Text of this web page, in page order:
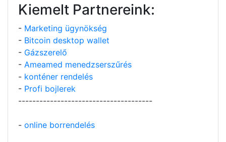
Kiemelt Partnereink:
- Marketing ügynökség
- Bitcoin desktop wallet
- Gázszerelő
- Ameamed menedzserszűrés
- konténer rendelés
- Profi bojlerek
--------------------------------------
- online borrendelés